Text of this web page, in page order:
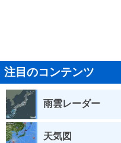
注目のコンテンツ
雨雲レーダー
天気図